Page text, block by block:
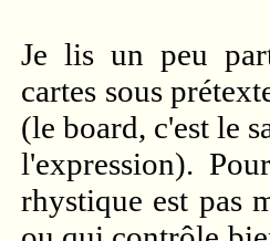
Je lis un peu
cartes sous
(le board, c'est le
l'expression).
rhystique est pas